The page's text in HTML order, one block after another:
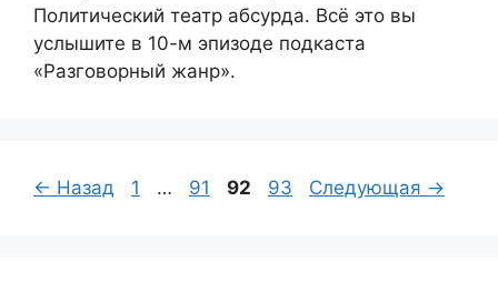
Политический театр абсурда. Всё это вы
услышите в 10-м эпизоде подкаста
«Разговорный жанр».
← Назад Страница
1 … Страница
91 Страница
92 Страница
93 Следующая →